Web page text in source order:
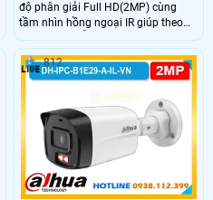
độ phân giải Full HD(2MP) cùng
tầm nhìn hồng ngoại IR giúp theo
dõi cả ngày lẫn đêm. Thu âm thanh
nhờ mic tích hợp đem lại sự tiện lợi
khi giám sát từ xa Kết hợp thêm khả
năng nhận diện thông minh giúp
phát hiện chính xác.Thiết kế bền bỉ
chuẩn IP67 thích hợp lắp đặt ngoài
812